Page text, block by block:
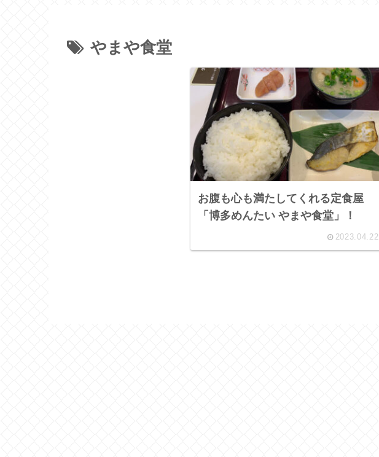
やまや食堂
お腹も心も満たしてくれる定食屋
「博多めんたい やまや食堂」！
2023.04.22